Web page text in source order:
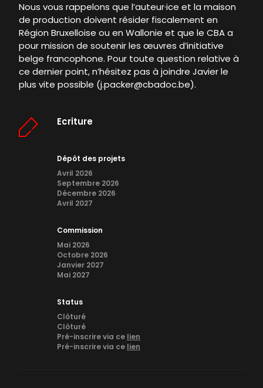
Nous vous rappelons que l’auteur·ice et la maison
de production doivent résider fiscalement en
Région Bruxelloise ou en Wallonie et que le CBA a
pour mission de soutenir les œuvres d’initiative
belge francophone. Pour toute question relative à
ce dernier point, n’hésitez pas à joindre Javier le
plus vite possible (j.packer@cbadoc.be).
Ecriture
Dépôt des projets
Avril 2026
Septembre 2026
Décembre 2026
Avril 2027
Commission
Mai 2026
Octobre 2026
Janvier 2027
Mai 2027
Status
Clôturé
Clôturé
Pré-inscrire via ce lien
Pré-inscrire via ce lien